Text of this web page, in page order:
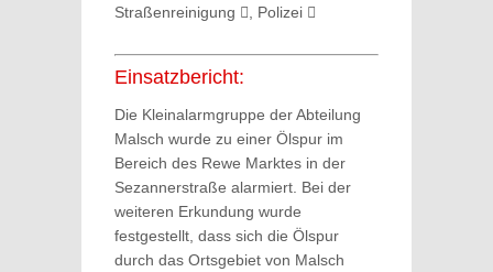
Straßenreinigung
, Polizei
Einsatzbericht:
Die Kleinalarmgruppe der Abteilung
Malsch wurde zu einer Ölspur im
Bereich des Rewe Marktes in der
Sezannerstraße alarmiert. Bei der
weiteren Erkundung wurde
festgestellt, dass sich die Ölspur
durch das Ortsgebiet von Malsch